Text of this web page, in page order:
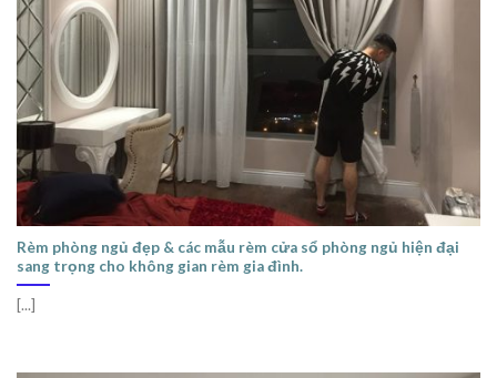
Rèm phòng ngủ đẹp & các mẫu rèm cửa sổ phòng ngủ hiện đại
sang trọng cho không gian rèm gia đình.
[...]